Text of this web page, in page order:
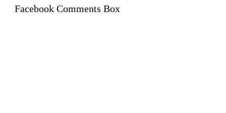
Facebook Comments Box